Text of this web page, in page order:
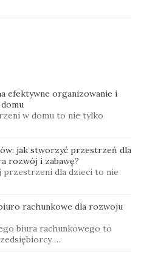
efektywne organizowanie i
w domu to nie tylko
jak stworzyć przestrzeń dla
rozwój i zabawę?
przestrzeni dla dzieci to nie
rachunkowe dla rozwoju
biura rachunkowego to
…